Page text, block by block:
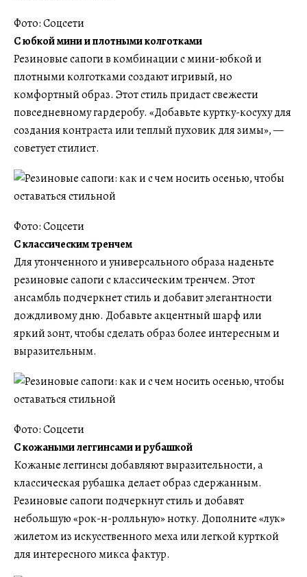
Фото: Соцсети
С юбкой мини и плотными колготками
Резиновые сапоги в комбинации с мини-юбкой и
плотными колготками создают игривый, но
комфортный образ. Этот стиль придаст свежести
повседневному гардеробу. «Добавьте куртку-косуху для
создания контраста или теплый пуховик для зимы», —
советует стилист.
Фото: Соцсети
С классическим тренчем
Для утонченного и универсального образа наденьте
резиновые сапоги с классическим тренчем. Этот
ансамбль подчеркнет стиль и добавит элегантности
дождливому дню. Добавьте акцентный шарф или
яркий зонт, чтобы сделать образ более интересным и
выразительным.
Фото: Соцсети
С кожаными леггинсами и рубашкой
Кожаные леггинсы добавляют выразительности, а
классическая рубашка делает образ сдержанным.
Резиновые сапоги подчеркнут стиль и добавят
небольшую «рок-н-ролльную» нотку. Дополните «лук»
жилетом из искусственного меха или легкой курткой
для интересного микса фактур.